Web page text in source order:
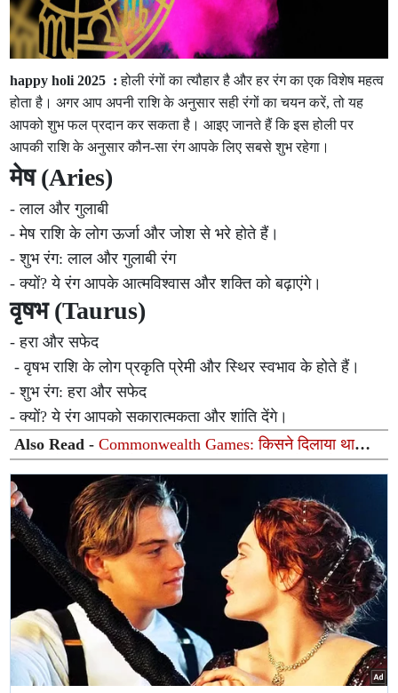
happy holi 2025 :होली रंगों का त्यौहार है और हर रंग का एक विशेष महत्व
होता है। अगर आप अपनी राशि के अनुसार सही रंगों का चयन करें, तो यह
आपको शुभ फल प्रदान कर सकता है। आइए जानते हैं कि इस होली पर
आपकी राशि के अनुसार कौन-सा रंग आपके लिए सबसे शुभ रहेगा।
मेष (Aries)
- लाल और गुलाबी
- मेष राशि के लोग ऊर्जा और जोश से भरे होते हैं।
- शुभ रंग: लाल और गुलाबी रंग
- क्यों? ये रंग आपके आत्मविश्वास और शक्ति को बढ़ाएंगे।
वृषभ (Taurus)
- हरा और सफेद
- वृषभ राशि के लोग प्रकृति प्रेमी और स्थिर स्वभाव के होते हैं।
- शुभ रंग: हरा और सफेद
- क्यों? ये रंग आपको सकारात्मकता और शांति देंगे।
Also Read -Commonwealth Games: किसने दिलाया था
भारत को कॉमनवेल्थ गेम्स का पहला गोल्ड? 46.71 सेकंड में रचा
गया था इतिहास